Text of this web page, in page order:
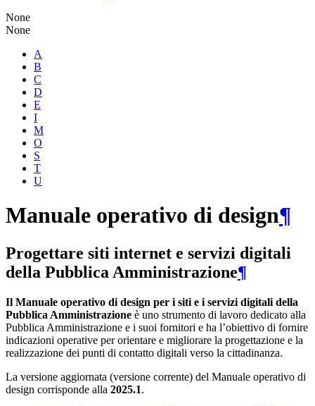
None
None
A
B
C
D
E
I
M
O
S
T
U
Manuale operativo di design¶
Progettare siti internet e servizi digitali
della Pubblica Amministrazione¶
Il Manuale operativo di design per i siti e i servizi digitali della
Pubblica Amministrazione è uno strumento di lavoro dedicato alla
Pubblica Amministrazione e i suoi fornitori e ha l’obiettivo di fornire
indicazioni operative per orientare e migliorare la progettazione e la
realizzazione dei punti di contatto digitali verso la cittadinanza.
La versione aggiornata (versione corrente) del Manuale operativo di
design corrisponde alla 2025.1.